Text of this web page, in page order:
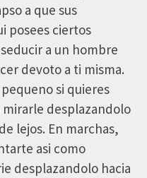
a que sus
posees ciertos
a un hombre
devoto a ti misma.
si quieres
desplazandolo
lejos. En marchas,
asi­ como
desplazandolo hacia